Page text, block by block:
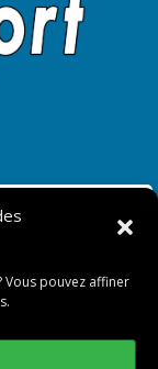
Vous pouvez affiner
CONTACTER